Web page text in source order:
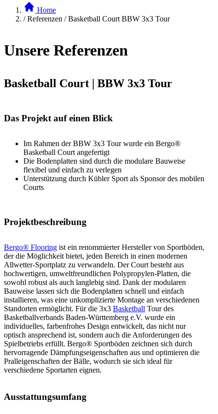
Home
/ Referenzen / Basketball Court BBW 3x3 Tour
Unsere Referenzen
Basketball Court | BBW 3x3 Tour
Das Projekt auf einen Blick
Im Rahmen der BBW 3x3 Tour wurde ein Bergo®
Basketball Court angefertigt
Die Bodenplatten sind durch die modulare Bauweise
flexibel und einfach zu verlegen
Unterstützung durch Kübler Sport als Sponsor des mobilen
Courts
Projektbeschreibung
Bergo® Flooring ist ein renommierter Hersteller von Sportböden,
der die Möglichkeit bietet, jeden Bereich in einen modernen
Allwetter-Sportplatz zu verwandeln. Der Court besteht aus
hochwertigen, umweltfreundlichen Polypropylen-Platten, die
sowohl robust als auch langlebig sind. Dank der modularen
Bauweise lassen sich die Bodenplatten schnell und einfach
installieren, was eine unkomplizierte Montage an verschiedenen
Standorten ermöglicht. Für die 3x3 Basketball Tour des
Basketballverbands Baden-Württemberg e.V. wurde ein
individuelles, farbenfrohes Design entwickelt, das nicht nur
optisch ansprechend ist, sondern auch die Anforderungen des
Spielbetriebs erfüllt. Bergo® Sportböden zeichnen sich durch
hervorragende Dämpfungseigenschaften aus und optimieren die
Pralleigenschaften der Bälle, wodurch sie sich ideal für
verschiedene Sportarten eignen.
Ausstattungsumfang